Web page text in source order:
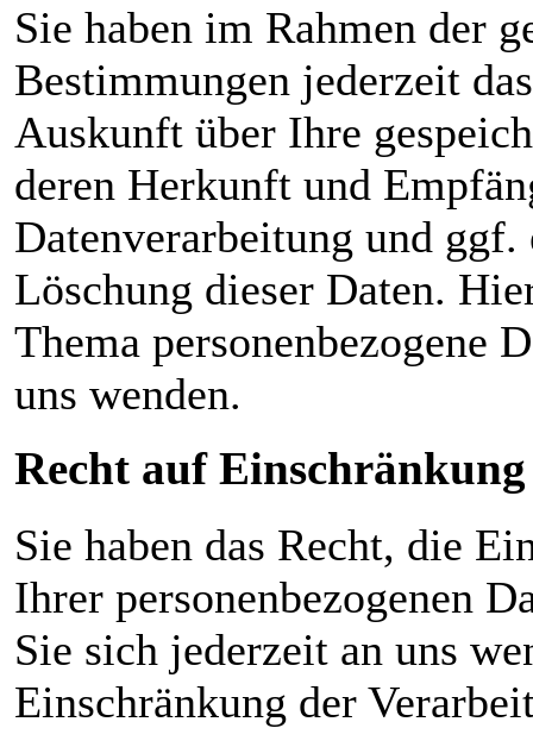
Sie haben im Rahmen der
Bestimmungen jederzeit
Auskunft über Ihre
deren Herkunft und
Datenverarbeitung und
Löschung dieser Daten.
Thema personenbezogene
uns wenden.
Recht auf
Sie haben das Recht, die
Ihrer personenbezogenen
Sie sich jederzeit an uns
Einschränkung der